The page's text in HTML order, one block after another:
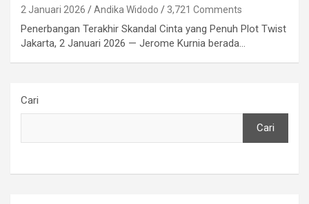
2 Januari 2026 Andika Widodo 3,721 Comments
Penerbangan Terakhir Skandal Cinta yang Penuh Plot Twist
Jakarta, 2 Januari 2026 — Jerome Kurnia berada…
Cari
Cari